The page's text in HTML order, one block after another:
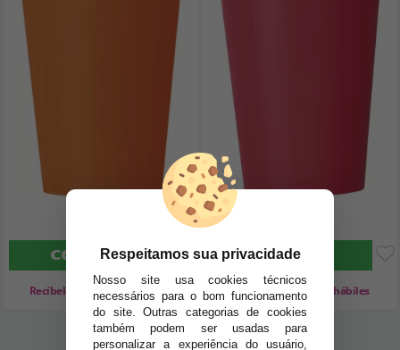
COMPRAR
Imposto Incluído
Recíbelo de 0 a 1 días hábiles
COMPRAR
Imposto Incluído
Recíbelo de 0 a 1 días hábiles
Respeitamos sua privacidade
Nosso site usa cookies técnicos
necessários para o bom funcionamento
do site. Outras categorias de cookies
também podem ser usadas para
personalizar a experiência do usuário,